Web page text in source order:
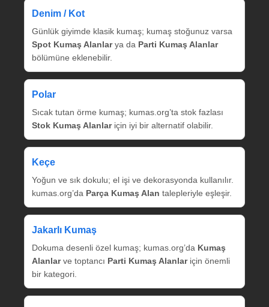
Denim / Kot
Günlük giyimde klasik kumaş; kumaş stoğunuz varsa
Spot Kumaş Alanlarya da Parti Kumaş Alanlar
bölümüne eklenebilir.
Polar
Sıcak tutan örme kumaş; kumas.org’ta stok fazlası
Stok Kumaş Alanlariçin iyi bir alternatif olabilir.
Keçe
Yoğun ve sık dokulu; el işi ve dekorasyonda kullanılır.
kumas.org’da Parça Kumaş Alan talepleriyle eşleşir.
Jakarlı Kumaş
Dokuma desenli özel kumaş; kumas.org’da Kumaş
Alanlarve toptancı Parti Kumaş Alanlariçin önemli
bir kategori.